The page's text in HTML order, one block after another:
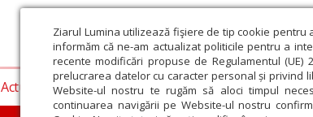
Ziarul Lumina utilizează fişiere de tip cookie
informăm că ne-am actualizat politicile pentru a
recente modificări propuse de Regulamentul
prelucrarea datelor cu caracter personal și privind
Website-ul nostru te rugăm să aloci timpul
continuarea navigării pe Website-ul nostru
Actualitate religioasă Teologie și spiritualitate